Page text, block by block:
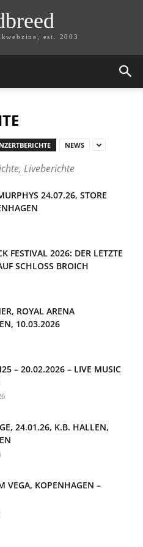
est. 2003
NEWS
Liveberichte
24.07.26, STORE
FESTIVAL 2026: DER LETZTE
SCHLOSS BROICH
ROYAL ARENA
10.03.2026
– 20.02.2026 – LIVE MUSIC
24.01.26, K.B. HALLEN,
VEGA, KOPENHAGEN –